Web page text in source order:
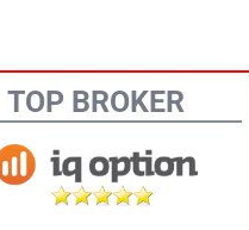
TOP BROKER